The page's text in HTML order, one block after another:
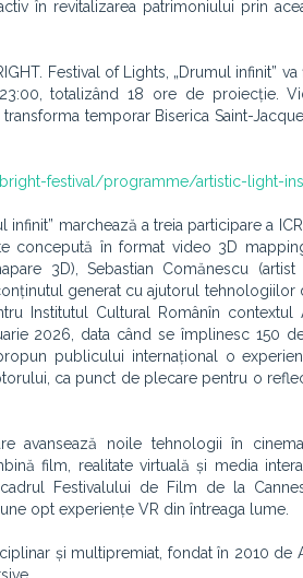
în revitalizarea patrimoniului prin
Festival of Lights, „Drumul infinit”
totalizând 18 ore de proiecție.
temporar Biserica Saint-
festival/programme/artistic-light-
infinit” marchează a treia participare a
concepută în format video 3D
3D), Sebastian Comănescu
generat cu ajutorul
Institutul Cultural Românîn contextul
2026, data când se împlinesc 150
publicului internațional o
ca punct de plecare pentru o
avansează noile tehnologii în
film, realitate virtuală și media
Festivalului de Film de la
opt experiențe VR din întreaga lume.
și multipremiat, fondat în 2010 de